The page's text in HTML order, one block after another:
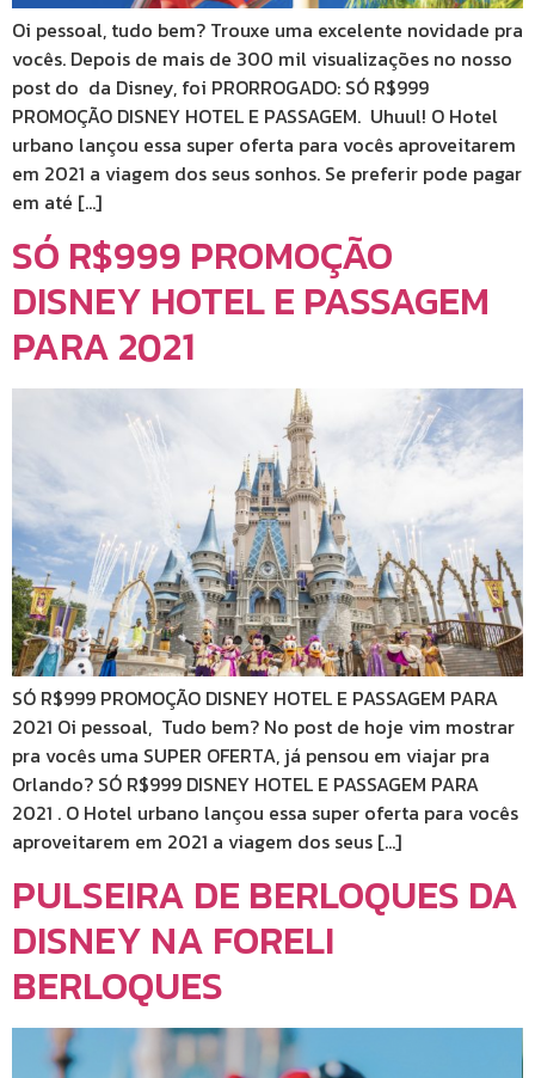
Oi pessoal, tudo bem? Trouxe uma excelente novidade pra
vocês. Depois de mais de 300 mil visualizações no nosso
post do da Disney, foi PRORROGADO: SÓ R$999
PROMOÇÃO DISNEY HOTEL E PASSAGEM. Uhuul! O Hotel
urbano lançou essa super oferta para vocês aproveitarem
em 2021 a viagem dos seus sonhos. Se preferir pode pagar
em até […]
SÓ R$999 PROMOÇÃO
DISNEY HOTEL E PASSAGEM
PARA 2021
SÓ R$999 PROMOÇÃO DISNEY HOTEL E PASSAGEM PARA
2021 Oi pessoal, Tudo bem? No post de hoje vim mostrar
pra vocês uma SUPER OFERTA, já pensou em viajar pra
Orlando? SÓ R$999 DISNEY HOTEL E PASSAGEM PARA
2021 . O Hotel urbano lançou essa super oferta para vocês
aproveitarem em 2021 a viagem dos seus […]
PULSEIRA DE BERLOQUES DA
DISNEY NA FORELI
BERLOQUES